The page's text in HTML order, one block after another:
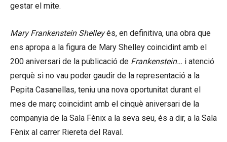
gestar el mite.
Mary Frankenstein Shelleyés, en definitiva, una obra que
ens apropa a la figura de Mary Shelley coincidint amb el
200 aniversari de la publicació de Frankenstein… i atenció
perquè si no vau poder gaudir de la representació a la
Pepita Casanellas, teniu una nova oportunitat durant el
mes de març coincidint amb el cinquè aniversari de la
companyia de la Sala Fènix a la seva seu, és a dir, a la Sala
Fènix al carrer Riereta del Raval.